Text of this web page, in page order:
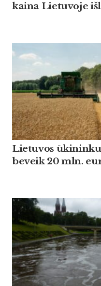
kaina Lietuvoje
Lietuvos
beveik 20 mln.